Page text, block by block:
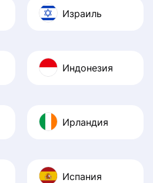
Израиль
Индонезия
Ирландия
Испания